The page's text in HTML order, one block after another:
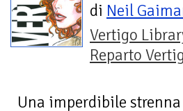
di Neil
Vertigo
Reparto
Una imperdibile